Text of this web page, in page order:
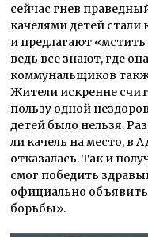
сейчас гнев
качелями детей
и предлагают
ведь все знают, где
коммунальщиков
Жители искренне
пользу одной
детей было нельзя.
ли качель на место, в
отказалась. Так и
смог победить
официально
борьбы».